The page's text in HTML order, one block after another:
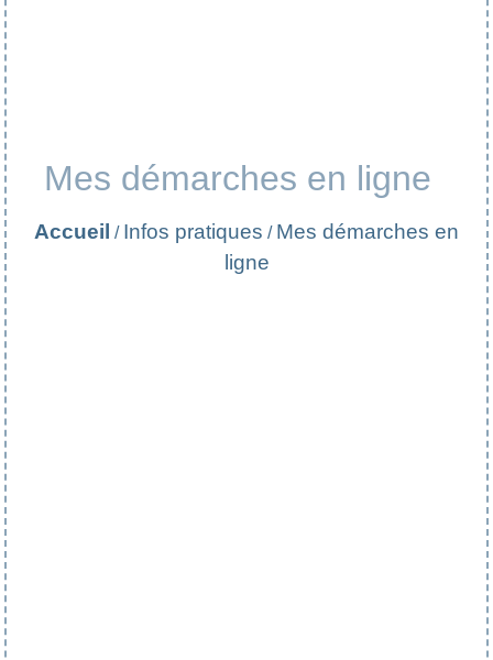
Mes démarches en ligne
Accueil / Infos pratiques / Mes démarches en
ligne